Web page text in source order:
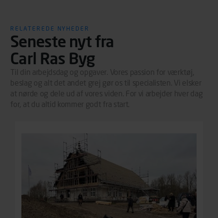
browsertype, søgeord, IP-adresse, informationer om
enhedstype (computer, smartphone mv.) samt de
features, der anvendes. Vi henviser endvidere til
vores persondatapolitik, der indeholder yderligere
information om behandling af personoplysninger.
RELATEREDE NYHEDER
Seneste nyt fra
Carl Ras Byg
Til din arbejdsdag og opgaver. Vores passion for værktøj,
beslag og alt det andet grej gør os til specialisten. Vi elsker
at nørde og dele ud af vores viden. For vi arbejder hver dag
for, at du altid kommer godt fra start.